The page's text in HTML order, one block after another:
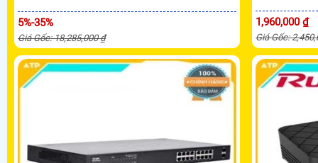
5%-35%
Giá Gốc: 18,285,000 ₫
1,960,000 ₫
Giá Gốc: